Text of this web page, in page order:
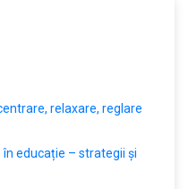
relaxare, reglare
educație – strategii și